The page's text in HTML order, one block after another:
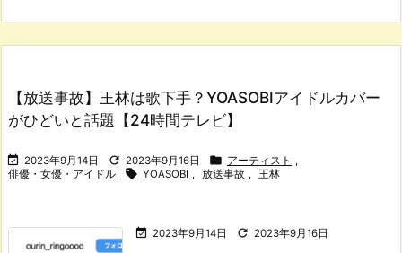
【放送事故】王林は歌下手？YOASOBIアイドルカバー
がひどいと話題【24時間テレビ】
 2023年9月14日  2023年9月16日  アーティスト ,
俳優・女優・アイドル
 YOASOBI , 放送事故 , 王林
 2023年9月14日  2023年9月16日